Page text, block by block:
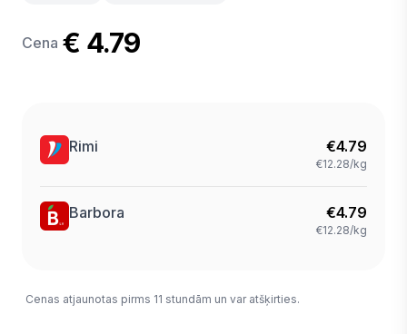
Cena € 4.79
Rimi €4.79
€12.28/kg
Barbora €4.79
€12.28/kg
Cenas atjaunotas pirms 11 stundām un var atšķirties.